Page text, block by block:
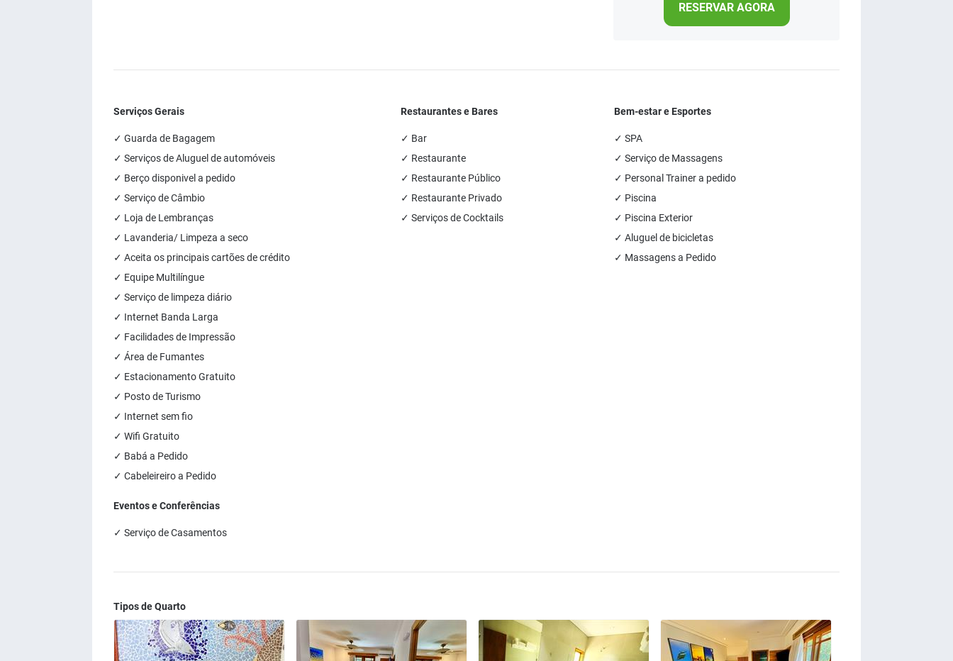
RESERVAR AGORA
Serviços Gerais
✓ Guarda de Bagagem
✓ Serviços de Aluguel de automóveis
✓ Berço disponivel a pedido
✓ Serviço de Câmbio
✓ Loja de Lembranças
✓ Lavanderia/ Limpeza a seco
✓ Aceita os principais cartões de crédito
✓ Equipe Multilíngue
✓ Serviço de limpeza diário
✓ Internet Banda Larga
✓ Facilidades de Impressão
✓ Área de Fumantes
✓ Estacionamento Gratuito
✓ Posto de Turismo
✓ Internet sem fio
✓ Wifi Gratuito
✓ Babá a Pedido
✓ Cabeleireiro a Pedido
Restaurantes e Bares
✓ Bar
✓ Restaurante
✓ Restaurante Público
✓ Restaurante Privado
✓ Serviços de Cocktails
Bem-estar e Esportes
✓ SPA
✓ Serviço de Massagens
✓ Personal Trainer a pedido
✓ Piscina
✓ Piscina Exterior
✓ Aluguel de bicicletas
✓ Massagens a Pedido
Eventos e Conferências
✓ Serviço de Casamentos
Tipos de Quarto